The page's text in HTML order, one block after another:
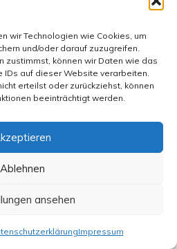
wir Technologien wie Cookies, um
und/oder darauf zuzugreifen.
zustimmst, können wir Daten wie das
IDs auf dieser Website verarbeiten.
erteilst oder zurückziehst, können
beeinträchtigt werden.
Ablehnen
ansehen
Impressum
ein guter Lehrer ist“ – das ist
geht es mir auch gar
gute, engagierte Lehrer,
Leider gibt es aber
an ziemlich frustrierten
das Lernen/ein Fach zur
deren Neugier und Interesse
Der Beamtenstatus schützt
sondern lässt denen, die von
eine andere Wahl als
Einbußen, die mit der